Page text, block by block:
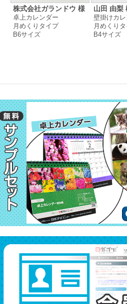
株式会社ガランドウ 様
卓上カレンダー
月めくりタイプ
B6サイズ
山田 由梨
壁掛けカ
月めくり
B4サイズ